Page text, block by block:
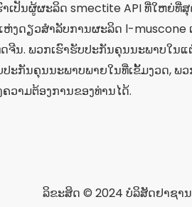
າເປັນຜູ້ຜະລິດ smectite API ທີ່ໃຫຍ່ທີ່
ແຫ່ງດຽວສຳລັບການຜະລິດ l-muscone
ຈີນ. ພວກເຮົາຮັບປະກັນຄຸນນະພາບໃນແ
ະກັນຄຸນນະພາບພາຍໃນທີ່ເຂັ້ມງວດ, ພວ
ວາມຕ້ອງການຂອງທ່ານໄດ້.
ລິຂະສິດ © 2024 ບໍລິສັດຢາຊາ